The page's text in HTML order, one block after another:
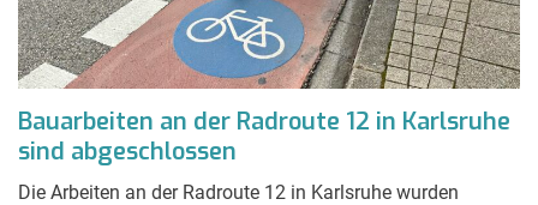
Bauarbeiten an der Radroute 12 in Karlsruhe
sind abgeschlossen
Die Arbeiten an der Radroute 12 in Karlsruhe wurden